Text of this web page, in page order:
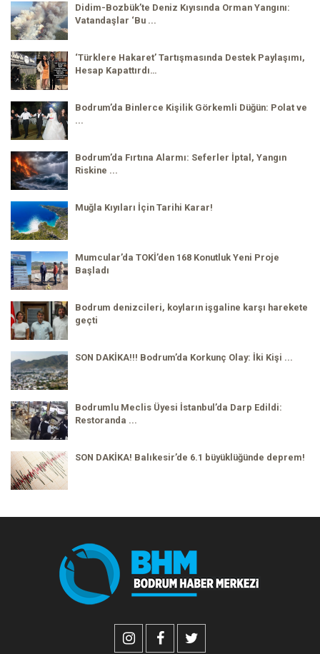
Didim-Bozbük’te Deniz Kıyısında Orman Yangını:
Vatandaşlar ‘Bu ...
‘Türklere Hakaret’ Tartışmasında Destek Paylaşımı,
Hesap Kapattırdı…
Bodrum’da Binlerce Kişilik Görkemli Düğün: Polat ve
...
Bodrum’da Fırtına Alarmı: Seferler İptal, Yangın
Riskine ...
Muğla Kıyıları İçin Tarihi Karar!
Mumcular’da TOKİ’den 168 Konutluk Yeni Proje
Başladı
Bodrum denizcileri, koyların işgaline karşı harekete
geçti
SON DAKİKA!!! Bodrum’da Korkunç Olay: İki Kişi ...
Bodrumlu Meclis Üyesi İstanbul’da Darp Edildi:
Restoranda ...
SON DAKİKA! Balıkesir’de 6.1 büyüklüğünde deprem!